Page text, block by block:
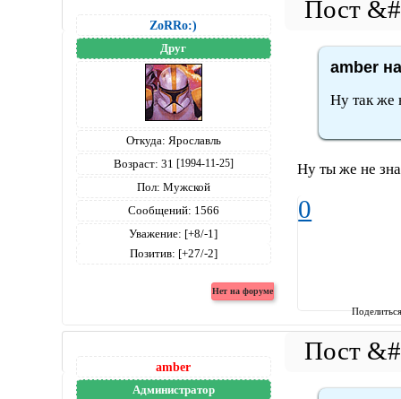
ZoRRo:)
Друг
Откуда: Ярославль
Возраст: 31 [1994-11-25]
Пол: Мужской
Сообщений: 1566
Уважение: [+8/-1]
Позитив: [+27/-2]
amber
Ну так же
Ну ты же не
0
amber
Администратор